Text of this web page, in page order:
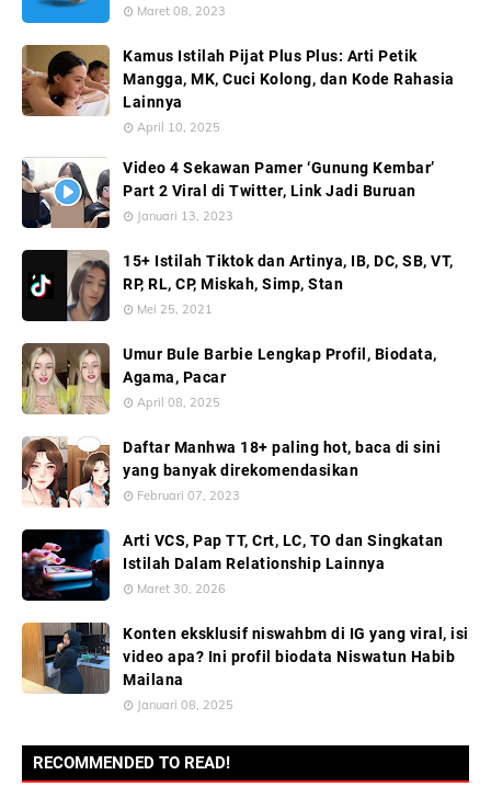
Maret 08, 2023
Kamus Istilah Pijat Plus Plus: Arti Petik
Mangga, MK, Cuci Kolong, dan Kode Rahasia
Lainnya
April 10, 2025
Video 4 Sekawan Pamer ‘Gunung Kembar’
Part 2 Viral di Twitter, Link Jadi Buruan
Januari 13, 2023
15+ Istilah Tiktok dan Artinya, IB, DC, SB, VT,
RP, RL, CP, Miskah, Simp, Stan
Mei 25, 2021
Umur Bule Barbie Lengkap Profil, Biodata,
Agama, Pacar
April 08, 2025
Daftar Manhwa 18+ paling hot, baca di sini
yang banyak direkomendasikan
Februari 07, 2023
Arti VCS, Pap TT, Crt, LC, TO dan Singkatan
Istilah Dalam Relationship Lainnya
Maret 30, 2026
Konten eksklusif niswahbm di IG yang viral, isi
video apa? Ini profil biodata Niswatun Habib
Mailana
Januari 08, 2025
RECOMMENDED TO READ!